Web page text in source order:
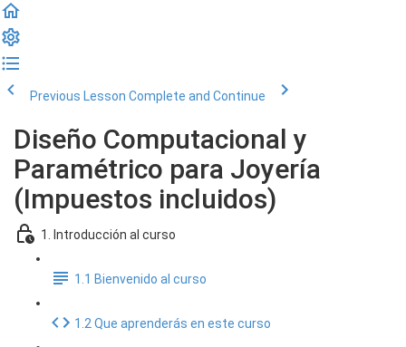
Previous Lesson Complete and Continue
Diseño Computacional y
Paramétrico para Joyería
(Impuestos incluidos)
1. Introducción al curso
1.1 Bienvenido al curso
1.2 Que aprenderás en este curso